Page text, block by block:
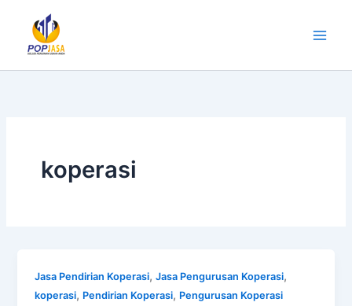
konten
koperasi
Jasa Pendirian Koperasi,Jasa Pengurusan Koperasi,
koperasi, Pendirian Koperasi, Pengurusan Koperasi